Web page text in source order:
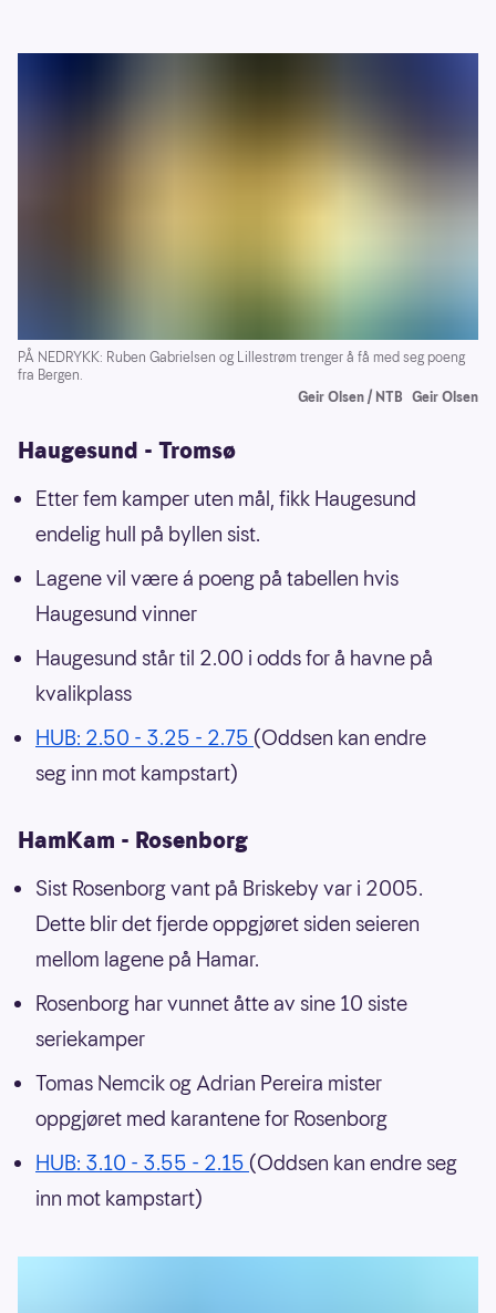
PÅ NEDRYKK: Ruben Gabrielsen og Lillestrøm trenger å få med seg poeng
fra Bergen.
Geir Olsen / NTB Geir Olsen
Haugesund - Tromsø
Etter fem kamper uten mål, fikk Haugesund
endelig hull på byllen sist.
Lagene vil være á poeng på tabellen hvis
Haugesund vinner
Haugesund står til 2.00 i odds for å havne på
kvalikplass
HUB: 2.50 - 3.25 - 2.75 (Oddsen kan endre
seg inn mot kampstart)
HamKam - Rosenborg
Sist Rosenborg vant på Briskeby var i 2005.
Dette blir det fjerde oppgjøret siden seieren
mellom lagene på Hamar.
Rosenborg har vunnet åtte av sine 10 siste
seriekamper
Tomas Nemcik og Adrian Pereira mister
oppgjøret med karantene for Rosenborg
HUB: 3.10 - 3.55 - 2.15 (Oddsen kan endre seg
inn mot kampstart)